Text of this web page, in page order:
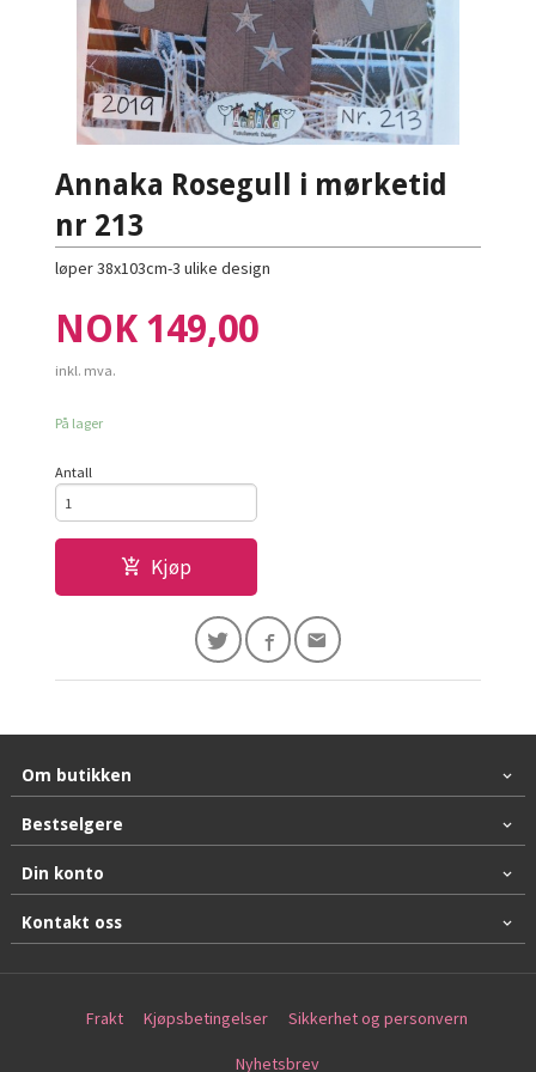
Annaka Rosegull i mørketid
nr 213
løper 38x103cm-3 ulike design
Pris
NOK 149,00
inkl. mva.
På lager
Antall
Kjøp
Om butikken
Bestselgere
Din konto
Kontakt oss
Frakt Kjøpsbetingelser Sikkerhet og personvern
Nyhetsbrev